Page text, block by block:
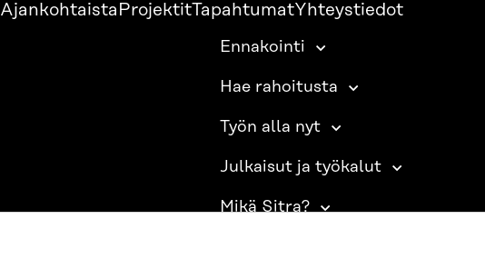
Ajankohtaista ProjektitTapahtumatYhteystiedot
Ennakointi
Hae rahoitusta
Työn alla nyt
Julkaisut ja työkalut
Mikä Sitra?